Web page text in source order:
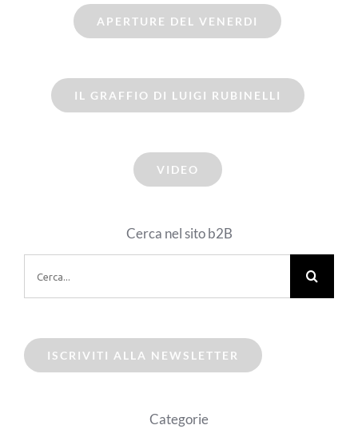
APERTURE DEL VENERDI
IL GRAFFIO DI LUIGI RUBINELLI
VIDEO
Cerca nel sito b2B
per:
ISCRIVITI ALLA NEWSLETTER
Categorie